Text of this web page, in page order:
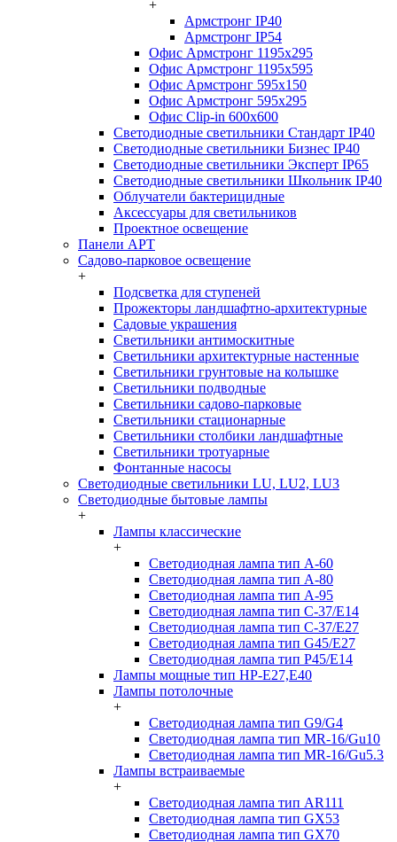
+
Армстронг IP40
Армстронг IP54
Офис Армстронг 1195x295
Офис Армстронг 1195x595
Офис Армстронг 595x150
Офис Армстронг 595x295
Офис Clip-in 600x600
Светодиодные светильники Стандарт IP40
Светодиодные светильники Бизнес IP40
Светодиодные светильники Эксперт IP65
Светодиодные светильники Школьник IP40
Облучатели бактерицидные
Аксессуары для светильников
Проектное освещение
Панели АРТ
Садово-парковое освещение
+
Подсветка для ступеней
Прожекторы ландшафтно-архитектурные
Садовые украшения
Светильники антимоскитные
Светильники архитектурные настенные
Светильники грунтовые на колышке
Светильники подводные
Светильники садово-парковые
Светильники стационарные
Светильники столбики ландшафтные
Светильники тротуарные
Фонтанные насосы
Светодиодные светильники LU, LU2, LU3
Светодиодные бытовые лампы
+
Лампы классические
+
Светодиодная лампа тип A-60
Светодиодная лампа тип A-80
Светодиодная лампа тип A-95
Светодиодная лампа тип C-37/Е14
Светодиодная лампа тип C-37/Е27
Светодиодная лампа тип G45/E27
Светодиодная лампа тип P45/E14
Лампы мощные тип HP-E27,E40
Лампы потолочные
+
Светодиодная лампа тип G9/G4
Светодиодная лампа тип MR-16/Gu10
Светодиодная лампа тип MR-16/Gu5.3
Лампы встраиваемые
+
Светодиодная лампа тип AR111
Светодиодная лампа тип GX53
Светодиодная лампа тип GX70